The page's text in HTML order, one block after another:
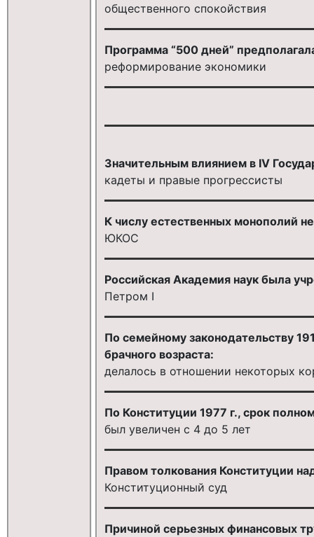
общественного спокойствия
Программа “500 дней”
реформирование экономики
Значительным влиянием в IV
кадеты и правые прогрессисты
К числу естественных монополий
ЮКОС
Российская Академия наук была
Петром I
По семейному законодательству
брачного возраста:
делалось в отношении некоторых
По Конституции 1977 г., срок
был увеличен с 4 до 5 лет
Правом толкования Конституции
Конституционный суд
Причиной серьезных финансовых